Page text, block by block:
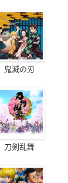
鬼滅の刃
刀剣乱舞